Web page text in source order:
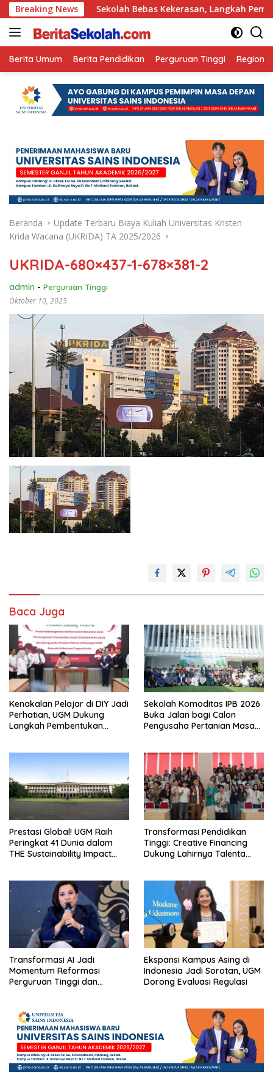
Langsung
ke
konten
Breaking News
Ini Sekolah Bebas Kekerasan, Langkah Pemkot
Berita Umum Berita Pendidikan Perguruan Tinggi Regional
Beranda
Update Terbaru Biaya Kuliah Universitas Kristen
Krida Wacana (UKRIDA) TA 2025/2026
UKRIDA-680×437-1-678×381-2
admin - Perguruan Tinggi
Oktober 10, 2025
Baca Juga
Kenakalan Pelajar di DIY Jadi
Perhatian, UGM Dukung
Langkah Pembentukan
Sekolah Komoditas IPB 2026
Buka Jalan bagi Calon
Pengusaha Pertanian Masa
Prestasi Global! UGM Raih
Peringkat 41 Dunia dalam
THE Sustainability Impact
Transformasi Pendidikan
Tinggi: Creative Financing
Dukung Lahirnya Talenta
Transformasi AI Jadi
Momentum Reformasi
Perguruan Tinggi dan
Ekspansi Kampus Asing di
Indonesia Jadi Sorotan, UGM
Dorong Evaluasi Regulasi